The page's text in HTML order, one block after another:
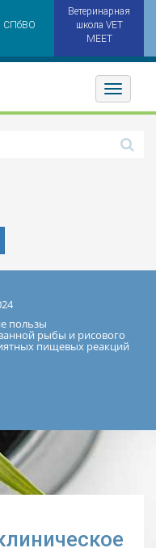
СПбВО
Ветеринарная
школа VET
MEET
Toggler
пользы
рыбы и рисового
пищевых реакций